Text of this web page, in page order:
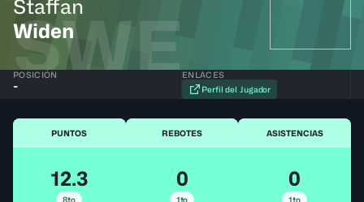
Staffan
Widen
SWE
POSICIÓN
-
ENLACES
Perfil del Jugador
PUNTOS
12.3
8to
REBOTES
0
1to
ASISTENCIAS
0
1to